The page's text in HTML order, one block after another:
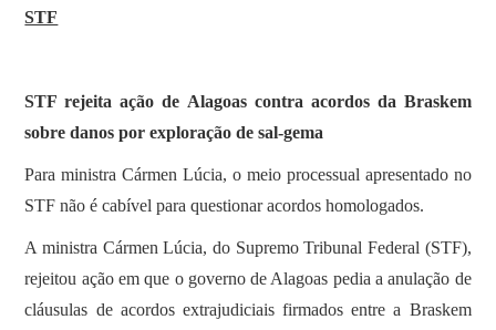
STF
STF rejeita ação de Alagoas contra acordos da Braskem
sobre danos por exploração de sal-gema
Para ministra Cármen Lúcia, o meio processual apresentado no
STF não é cabível para questionar acordos homologados.
A ministra Cármen Lúcia, do Supremo Tribunal Federal (STF),
rejeitou ação em que o governo de Alagoas pedia a anulação de
cláusulas de acordos extrajudiciais firmados entre a Braskem